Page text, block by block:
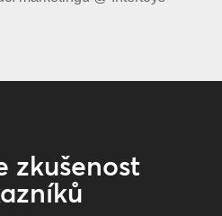
zkušenost